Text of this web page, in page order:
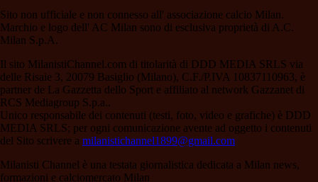
Sito non ufficiale e non connesso all' associazione calcio Milan.
Marchio e logo dell' AC Milan sono di esclusiva proprietà di A.C.
Milan S.p.A.
Il sito MilanistiChannel.com di titolarità di DDD MEDIA SRLS via
delle Risaie 3, 20079 Basiglio (Milano), C.F./P.IVA 10837110963, è
partner de La Gazzetta dello Sport e affiliato al network Gazzanet di
RCS Mediagroup S.p.a..
Unico responsabile dei contenuti (testi, foto, video e grafiche) è DDD
MEDIA SRLS; per ogni comunicazione avente ad oggetto i contenuti
del Sito scrivere a milanistichannel1899@gmail.com
Milanisti Channel è una testata giornalistica dedicata a Milan news,
formazioni e calciomercato Milan